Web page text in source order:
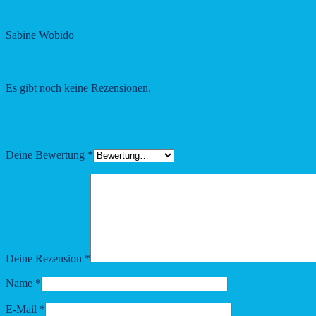
Sabine Wobido
Es gibt noch keine Rezensionen.
Deine Bewertung *
Deine Rezension *
Name *
E-Mail *